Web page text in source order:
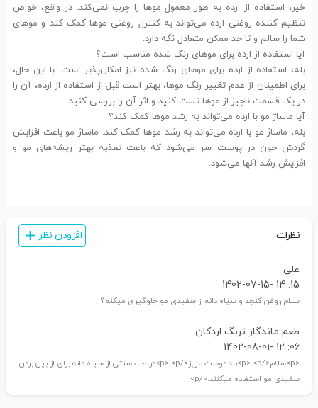
خیر، استفاده از ارده به طور معمول موها را چرب نمی‌کند. در واقع، خواص
تنظیم کننده روغنی ارده می‌تواند به کنترل روغنی موها کمک کند و موهای
شما را سالم و تا حد ممکن متعادل نگه دارد.
آیا استفاده از ارده برای موهای رنگ شده مناسب است؟
بله، استفاده از ارده برای موهای رنگ شده نیز امکان‌پذیر است. با این حال،
برای اطمینان از عدم تغییر رنگ موها، بهتر است قبل از استفاده از ارده، آن را
در یک قسمت ناچیز از موها تست کنید و اثر آن را بررسی کنید.
آیا ماساژ مو با ارده می‌تواند به رشد موها کمک کند؟
بله، ماساژ مو با ارده می‌تواند به رشد موها کمک کند. ماساژ مو باعث افزایش
گردش خون در پوست سر می‌شود که باعث تغذیه بهتر ریشه‌های مو و
افزایش رشد آنها می‌شود.
نظرات افزودن نظر
علی
15: 14 -1402-07-15
سلام روغن کنجد و سیاه دانه از سفیدی مو جلوگیری میکنه ؟
طعم ماندگار ترنگ اردکان
06: 12 -1402-08-01
<p>سلام</p> <p>بله دوست عزیز</p> <p>در طب سنتی از سیاه دانه برای از بین بردن
سفیدی مو استفاده میکنند.</p>